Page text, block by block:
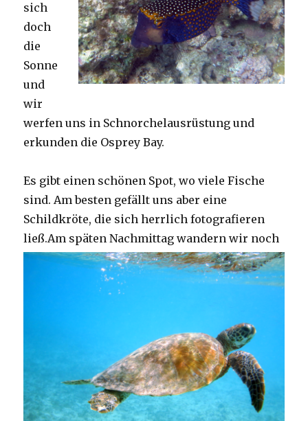
sich
doch
die
Sonne
und
wir
werfen uns in Schnorchelausrüstung und
erkunden die Osprey Bay.
Es gibt einen schönen Spot, wo viele Fische
sind. Am besten gefällt uns aber eine
Schildkröte, die sich herrlich fotografieren
ließ.Am späten Nachmittag wandern wir noch